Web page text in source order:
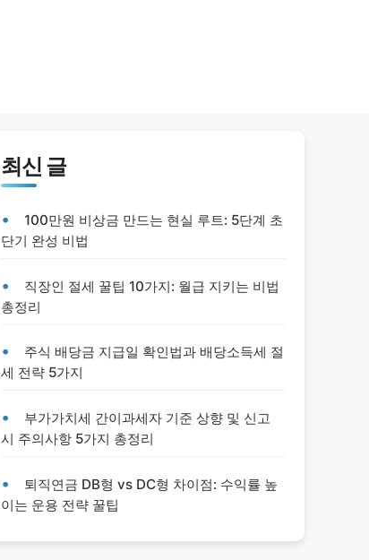
최신 글
100만원 비상금 만드는 현실 루트: 5단계 초
단기 완성 비법
직장인 절세 꿀팁 10가지: 월급 지키는 비법
총정리
주식 배당금 지급일 확인법과 배당소득세 절
세 전략 5가지
부가가치세 간이과세자 기준 상향 및 신고
시 주의사항 5가지 총정리
퇴직연금 DB형 vs DC형 차이점: 수익률 높
이는 운용 전략 꿀팁